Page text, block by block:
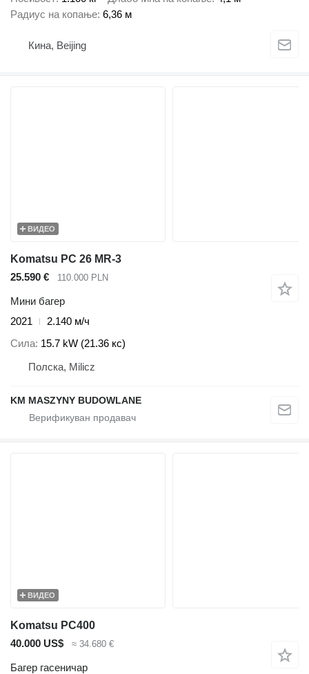
Радиус на копање 6,36 м
Кина, Beijing
ВИДЕО
Komatsu PC 26 MR-3
25.590 €
110.000 PLN
Мини багер
2021
2.140 м/ч
Сила 15.7 kW (21.36 кс)
Полска, Milicz
KM MASZYNY BUDOWLANE
ВИДЕО
Komatsu PC400
40.000 US$
≈ 34.680 €
Багер гасеничар